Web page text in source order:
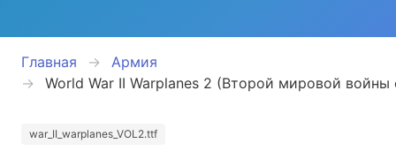
Главная
Армия
World War II Warplanes 2 (Второй мировой
war_II_warplanes_VOL2.ttf